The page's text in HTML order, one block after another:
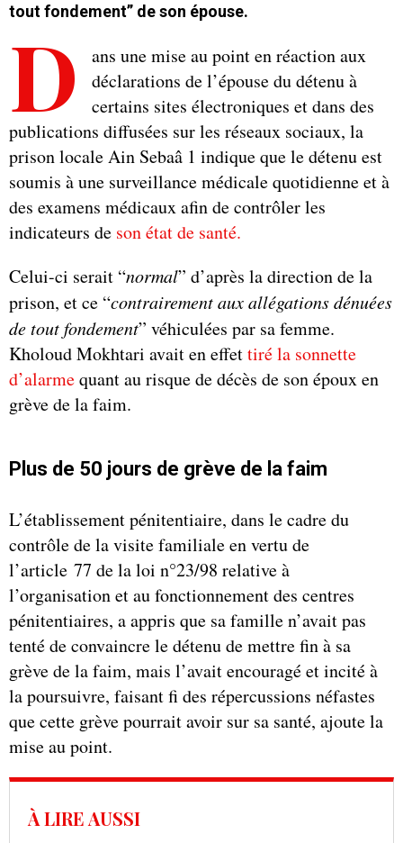
tout fondement” de son épouse.
D
ans une mise au point en réaction aux
déclarations de l’épouse du détenu à
certains sites électroniques et dans des
publications diffusées sur les réseaux sociaux, la
prison locale Ain Sebaâ 1 indique que le détenu est
soumis à une surveillance médicale quotidienne et à
des examens médicaux afin de contrôler les
indicateurs de son état de santé.
Celui-ci serait “normal” d’après la direction de la
prison, et ce “contrairement aux allégations dénuées
de tout fondement” véhiculées par sa femme.
Kholoud Mokhtari avait en effettiré la sonnette
d’alarmequant au risque de décès de son époux en
grève de la faim.
Plus de 50 jours de grève de la faim
L’établissement pénitentiaire, dans le cadre du
contrôle de la visite familiale en vertu de
l’article 77 de la loi n°23/98 relative à
l’organisation et au fonctionnement des centres
pénitentiaires, a appris que sa famille n’avait pas
tenté de convaincre le détenu de mettre fin à sa
grève de la faim, mais l’avait encouragé et incité à
la poursuivre, faisant fi des répercussions néfastes
que cette grève pourrait avoir sur sa santé, ajoute la
mise au point.
À LIRE AUSSI